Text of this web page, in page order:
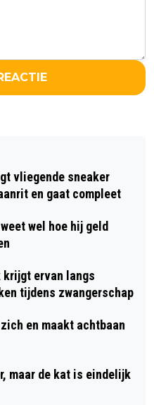
vliegende sneaker
en gaat compleet
wel hoe hij geld
krijgt ervan langs
tijdens zwangerschap
en maakt achtbaan
maar de kat is eindelijk